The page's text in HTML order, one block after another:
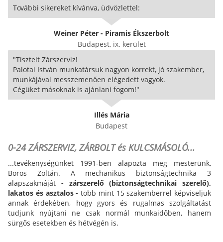
További sikereket kívánva, üdvözlettel:
Weiner Péter - Piramis Ékszerbolt
Budapest, ix. kerület
"Tisztelt Zárszerviz!
Palotai István munkatársuk nagyon korrekt, jó szakember,
munkájával messzemenően elégedett vagyok.
Cégüket másoknak is ajánlani fogom!"
Illés Mária
Budapest
0-24 ZÁRSZERVIZ, ZÁRBOLT és KULCSMÁSOLÓ...
...tevékenységünket 1991-ben alapozta meg mesterünk,
Boros Zoltán. A mechanikus biztonságtechnika 3
alapszakmáját - zárszerelő (biztonságtechnikai szerelő),
lakatos és asztalos - több mint 15 szakemberrel képviseljük
annak érdekében, hogy gyors és rugalmas szolgáltatást
tudjunk nyújtani ne csak normál munkaidőben, hanem
sürgős esetekben és hétvégén is.